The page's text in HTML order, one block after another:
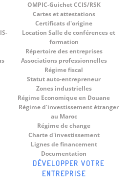
OMPIC-Guichet CCIS/RSK
Cartes et attestations
Certificats d'origine
Location Salle de conférences et
formation
Répertoire des entreprises
Associations professionnelles
Régime fiscal
Statut auto-entrepreneur
Zones industrielles
Régime Economique en Douane
Régime d'investissement étranger
au Maroc
Régime de change
Charte d'investissement
Lignes de financement
Documentation
DÉVELOPPER VOTRE
ENTREPRISE